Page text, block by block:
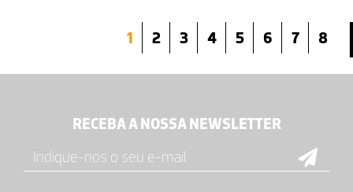
1 2 3 4 5 6 7 8
RECEBA A NOSSA NEWSLETTER